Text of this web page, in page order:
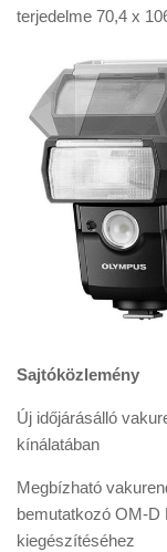
E-BB
terjedelme 70,4 x
Sajtóközlemény
Új időjárásálló
kínálatában
Megbízható
bemutatkozó OM-D
kiegészítéséhez